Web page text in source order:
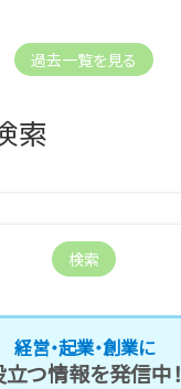
過去一覧を見る
索
経営・起業・創業に
つ情報を発信中！